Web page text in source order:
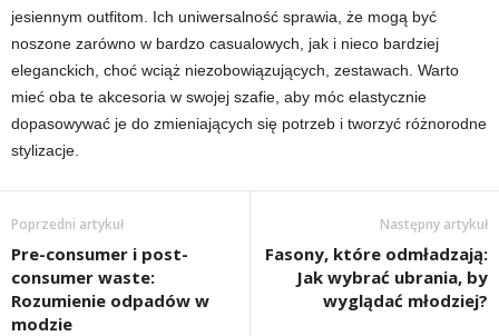
jesiennym outfitom. Ich uniwersalność sprawia, że mogą być
noszone zarówno w bardzo casualowych, jak i nieco bardziej
eleganckich, choć wciąż niezobowiązujących, zestawach. Warto
mieć oba te akcesoria w swojej szafie, aby móc elastycznie
dopasowywać je do zmieniających się potrzeb i tworzyć różnorodne
stylizacje.
Poprzedni artykuł
Pre-consumer i post-
consumer waste:
Rozumienie odpadów w
modzie
Następny artykuł
Fasony, które odmładzają:
Jak wybrać ubrania, by
wyglądać młodziej?